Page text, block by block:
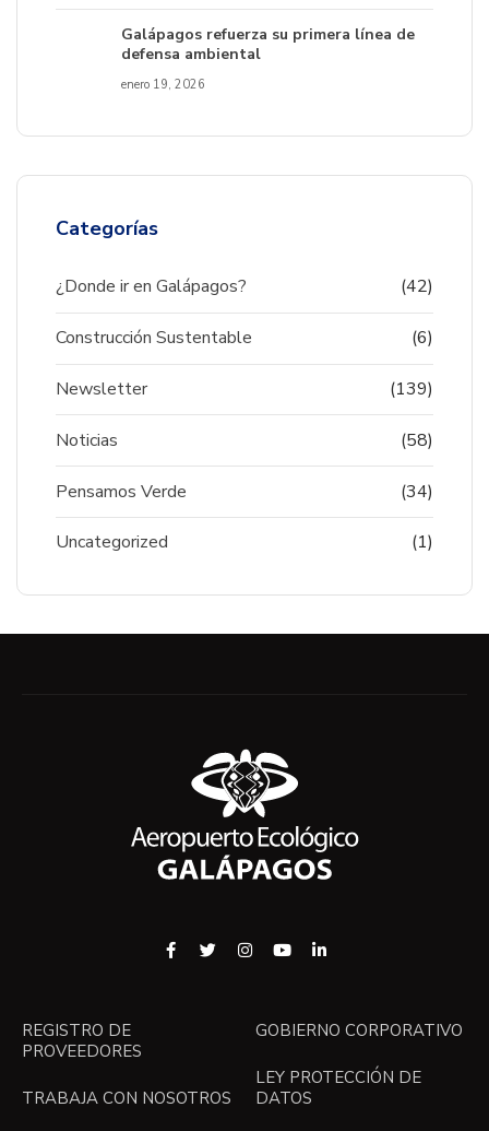
Galápagos refuerza su primera línea de
defensa ambiental
enero 19, 2026
Categorías
¿Donde ir en Galápagos? (42)
Construcción Sustentable (6)
Newsletter (139)
Noticias (58)
Pensamos Verde (34)
Uncategorized (1)
REGISTRO DE
PROVEEDORES
TRABAJA CON NOSOTROS
GOBIERNO CORPORATIVO
LEY PROTECCIÓN DE
DATOS